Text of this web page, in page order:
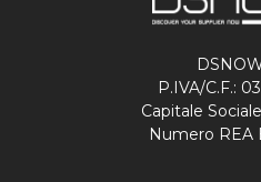
P.IVA/C.F.:
Capitale
Numero REA